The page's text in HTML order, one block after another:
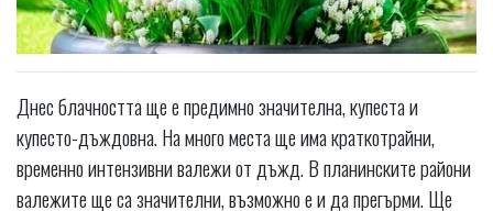
Днес блачността ще е предимно значителна, купеста и
купесто-дъждовна. На много места ще има краткотрайни,
временно интензивни валежи от дъжд. В планинските райони
валежите ще са значителни, възможно е и да прегърми. Ще